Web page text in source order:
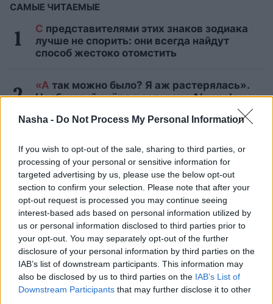
Nasha - Do Not Process My Personal Information
If you wish to opt-out of the sale, sharing to third parties, or
processing of your personal or sensitive information for
targeted advertising by us, please use the below opt-out
section to confirm your selection. Please note that after your
opt-out request is processed you may continue seeing
interest-based ads based on personal information utilized by
us or personal information disclosed to third parties prior to
your opt-out. You may separately opt-out of the further
disclosure of your personal information by third parties on the
IAB’s list of downstream participants. This information may
also be disclosed by us to third parties on the IAB’s List of
Downstream Participants that may further disclose it to other
САМЫЕ ЧИТАЕМЫЕ
С представителями этих знаков зодиака
лучше не спорить: они всегда найдут
способ жестоко отомстить
«А так можно было? Я аж растерялась».
Необычный счёт в ресторане Akropole
картину… Я больше не хочу посещать
похороны своего друга
Астрологвыделяет 3 знака зодиака,
которые склонны к эмоциональному
контролю над другими людьми
«Мнедаже стало не по себе!» Грибник
находит в лесу очень пугающее место
Читать другие новости